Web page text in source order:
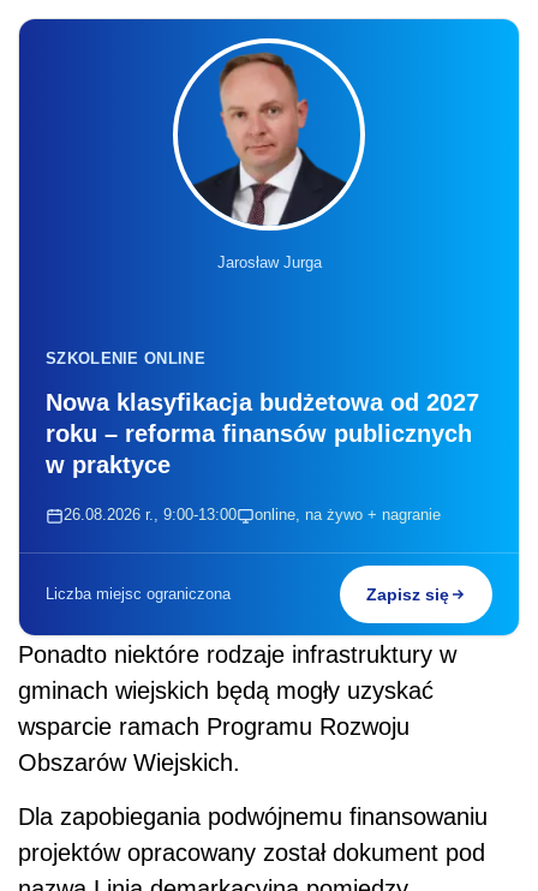
Nowa klasyfikacja budżetowa od 2027
roku – reforma finansów publicznych
26.08.2026 r., 9:00-13:00 online, na żywo + nagranie
Liczba miejsc ograniczona
gminach wiejskich będą mogły uzyskać
wsparcie ramach Programu Rozwoju
Obszarów Wiejskich.
projektów opracowany został dokument pod
nazwą Linia demarkacyjna pomiędzy
Programami Operacyjnymi Polityki Spójności,
Wspólnej Polityki Rolnej i Wspólnej Polityki
Rybackiej. Dokument ten identyfikuje
szczegółowe kryteria (wartość projektu, rodzaj
beneficjenta lub lokalizacja przedsięwzięcia)
wskazujące możliwość realizacji projektów w
danym programie operacyjnym.
Linia demarkacyjna pomoże beneficjentom